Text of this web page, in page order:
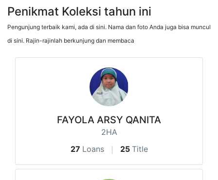
Penikmat Koleksi tahun ini
Pengunjung terbaik kami, ada di sini. Nama dan foto Anda juga bisa muncul
di sini. Rajin-rajinlah berkunjung dan membaca
FAYOLA ARSY QANITA
2HA
27 Loans 25 Title